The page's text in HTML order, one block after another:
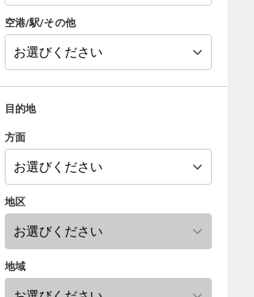
空港/駅/その他
目的地
方面
地区
地域